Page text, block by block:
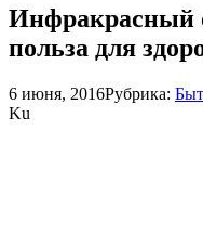
Инфракрасный
польза для
6 июня, 2016Рубрика:
Ku